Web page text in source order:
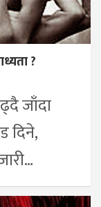
?
जाँदा
दिने,